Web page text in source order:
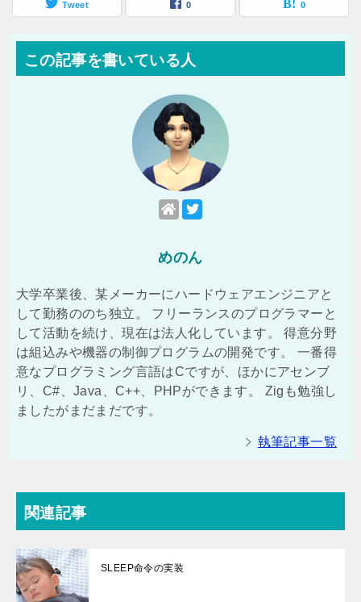
Tweet 0 0
この記事を書いている人
めのん
大学卒業後、某メーカーにハードウェアエンジニアと
して勤務ののち独立。 フリーランスのプログラマーと
して活動を続け、現在は法人化しています。 得意分野
は組込みや機器の制御プログラムの開発です。 一番得
意なプログラミング言語はCですが、ほかにアセンブ
リ、C#、Java、C++、PHPができます。 Zigも勉強し
ましたがまだまだです。
執筆記事一覧
関連記事
SLEEP命令の実装